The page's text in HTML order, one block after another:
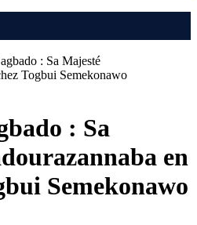
: Sa Majesté
Togbui Semekonawo
: Sa
en
Semekonawo